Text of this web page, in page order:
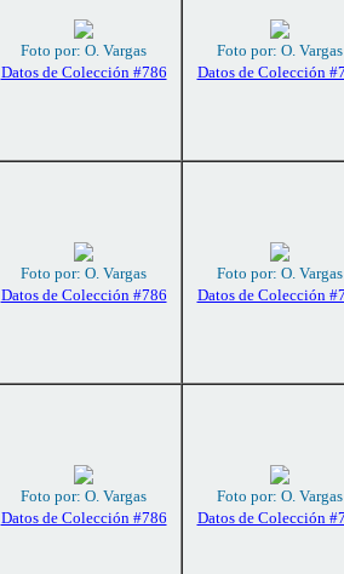
Foto por: O. Vargas
Datos de Colección #786
Foto por: O. Vargas
Datos de Colección
Foto por: O. Vargas
Datos de Colección #786
Foto por: O. Vargas
Datos de Colección
Foto por: O. Vargas
Datos de Colección #786
Foto por: O. Vargas
Datos de Colección